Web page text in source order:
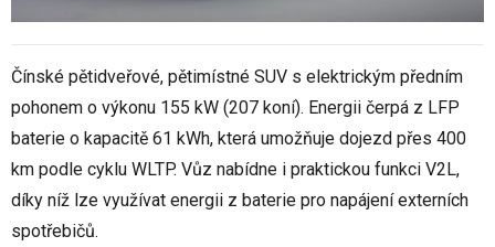
Čínské pětidveřové, pětimístné SUV s elektrickým předním
pohonem o výkonu 155 kW (207 koní). Energii čerpá z LFP
baterie o kapacitě 61 kWh, která umožňuje dojezd přes 400
km podle cyklu WLTP. Vůz nabídne i praktickou funkci V2L,
díky níž lze využívat energii z baterie pro napájení externích
spotřebičů.